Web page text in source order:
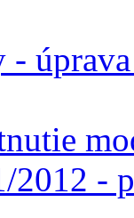
2012 -